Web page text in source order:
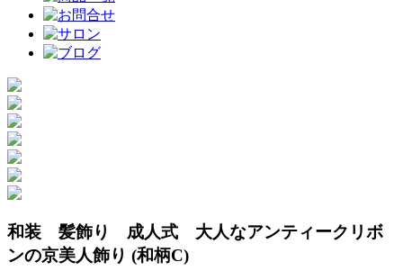
和装 髪飾り 成人式 大人なアンティークリボ
ンの京美人飾り (和柄C)